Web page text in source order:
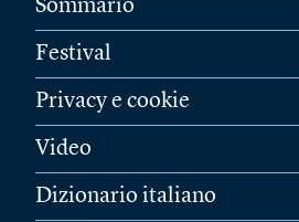
Sommario
Festival
Privacy e cookie
Video
Dizionario italiano